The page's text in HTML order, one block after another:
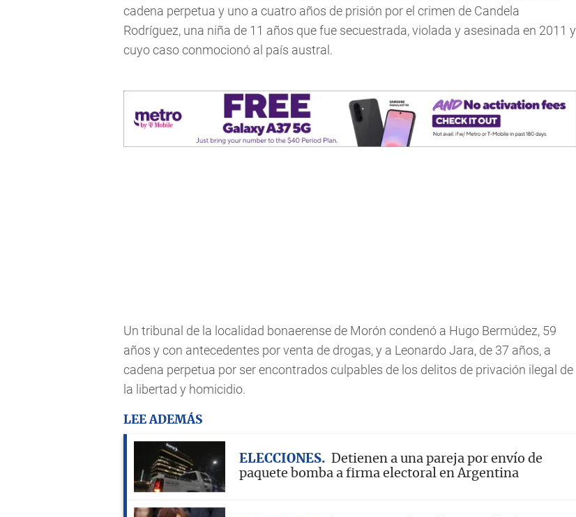
cadena perpetua y uno a cuatro años de prisión por el crimen de Candela
Rodríguez, una niña de 11 años que fue secuestrada, violada y asesinada en 2011 y
cuyo caso conmocionó al país austral.
Un tribunal de la localidad bonaerense de Morón condenó a Hugo Bermúdez, 59
años y con antecedentes por venta de drogas, y a Leonardo Jara, de 37 años, a
cadena perpetua por ser encontrados culpables de los delitos de privación ilegal de
la libertad y homicidio.
LEE ADEMÁS
ELECCIONES
Detienen a una pareja por envío de
paquete bomba a firma electoral en Argentina